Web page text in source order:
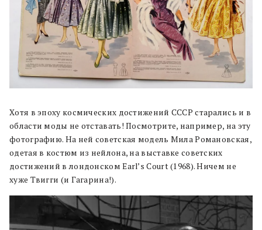
Хотя в эпоху космических достижений CCCР старались и в
области моды не отставать! Посмотрите, например, на эту
фотографию. На ней советская модель Мила Романовская,
одетая в костюм из нейлона, на выставке советских
достижений в лондонском Earl’s Court (1968). Ничем не
хуже Твигги (и Гагарина!).